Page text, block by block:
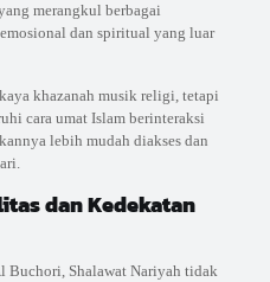
merangkul berbagai
dan spiritual yang luar
khazanah musik religi, tetapi
cara umat Islam berinteraksi
lebih mudah diakses dan
dan Kedekatan
Buchori, Shalawat Nariyah tidak